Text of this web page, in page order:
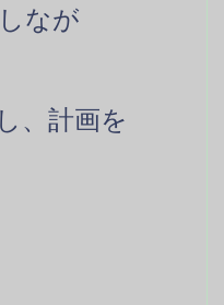
なが
、計画を